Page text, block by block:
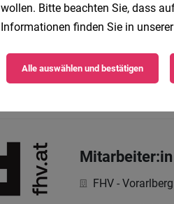
Doppelmayr
FHV -
wollen. Bitte beachten Sie, dass
Informationen finden Sie in unserer
Alle auswählen und bestätigen